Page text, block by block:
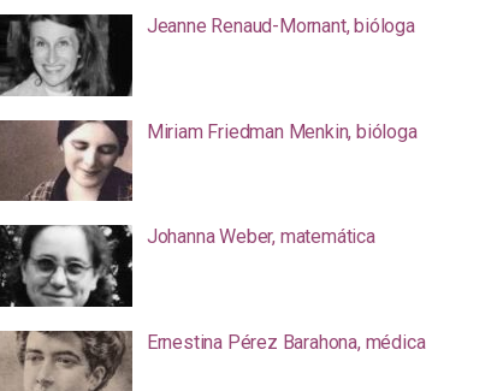
Jeanne Renaud-Mornant, bióloga
Miriam Friedman Menkin, bióloga
Johanna Weber, matemática
Ernestina Pérez Barahona, médica